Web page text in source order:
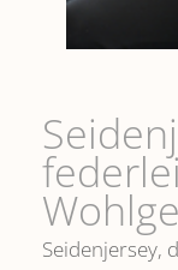
Seidenjersey,